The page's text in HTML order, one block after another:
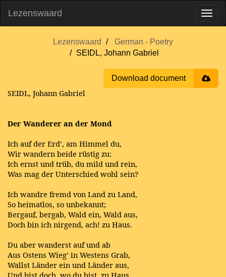
Lezenswaard
Lezenswaard
German - Poetry
SEIDL, Johann Gabriel
Download document
SEIDL, Johann Gabriel
Der Wanderer an der Mond
Ich auf der Erd’, am Himmel du,
Wir wandern beide rüstig zu:
Ich ernst und trüb, du mild und rein,
Was mag der Unterschied wohl sein?
Ich wandre fremd von Land zu Land,
So heimatlos, so unbekannt;
Bergauf, bergab, Wald ein, Wald aus,
Doch bin ich nirgend, ach! zu Haus.
Du aber wanderst auf und ab
Aus Ostens Wieg’ in Westens Grab,
Wallst Länder ein und Länder aus,
Und bist doch, wo du bist, zu Haus.